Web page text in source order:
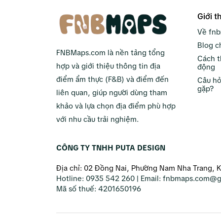
FNBMaps.com là nền tảng tổng
hợp và giới thiệu thông tin địa
điểm ẩm thực (F&B) và điểm đến
liên quan, giúp người dùng tham
khảo và lựa chọn địa điểm phù hợp
với nhu cầu trải nghiệm.
Giới
Về
Blog
Cách
động
Câu
gặp?
CÔNG TY TNHH PUTA DESIGN
Địa chỉ: 02 Đồng Nai, Phường Nam Nha Trang,
Hotline: 0935 542 260 | Email:
Mã số thuế: 4201650196